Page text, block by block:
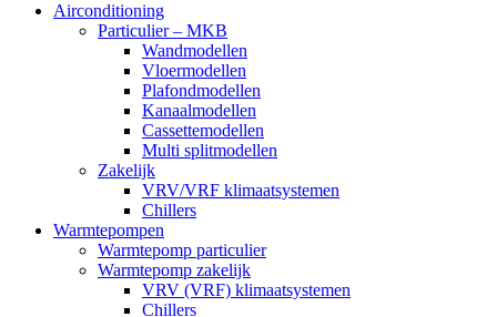
Airconditioning
Particulier – MKB
Wandmodellen
Vloermodellen
Plafondmodellen
Kanaalmodellen
Cassettemodellen
Multi splitmodellen
Zakelijk
VRV/VRF klimaatsystemen
Chillers
Warmtepompen
Warmtepomp particulier
Warmtepomp zakelijk
VRV (VRF) klimaatsystemen
Chillers